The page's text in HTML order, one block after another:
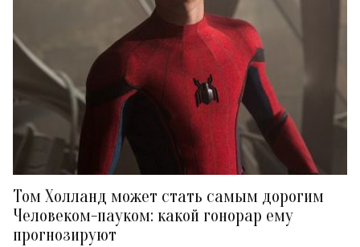
Том Холланд может стать самым дорогим
Человеком-пауком: какой гонорар ему
прогнозируют